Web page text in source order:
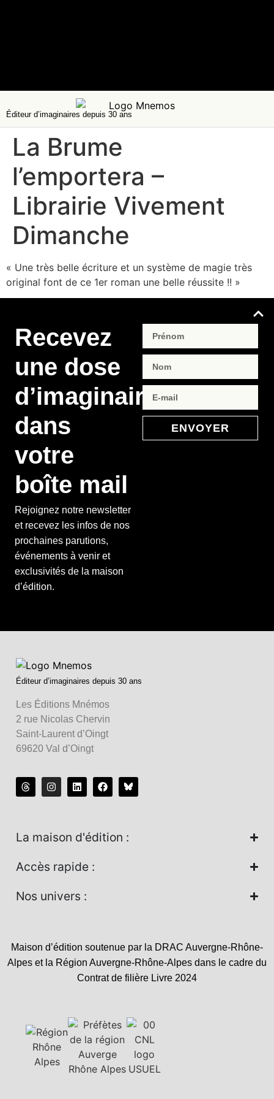
Éditeur d’imaginaires depuis 30 ans
La Brume
l’emportera –
Librairie Vivement
Dimanche
« Une très belle écriture et un système de magie très
original font de ce 1er roman une belle réussite !! »
Recevez
une dose
d’imaginaire
dans
votre
boîte mail
Rejoignez notre newsletter
et recevez les infos de nos
prochaines parutions,
événements à venir et
exclusivités de la maison
d’édition.
ENVOYER
Éditeur d’imaginaires depuis 30 ans
Les Éditions Mnémos
2 rue Nicolas Chervin
Saint-Laurent d’Oingt
69620 Val d’Oingt
La maison d'édition :
Accès rapide :
Nos univers :
Maison d’édition soutenue par la DRAC Auvergne-Rhône-
Alpes et la Région Auvergne-Rhône-Alpes dans le cadre du
Contrat de filière Livre 2024